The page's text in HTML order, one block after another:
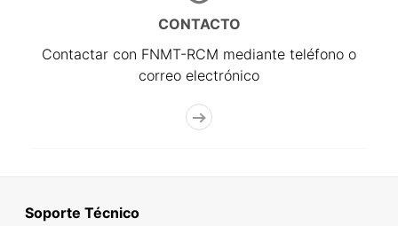
CONTACTO
Contactar con FNMT-RCM mediante teléfono o
correo electrónico
Soporte Técnico